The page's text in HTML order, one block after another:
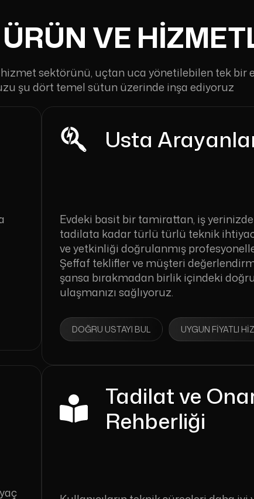
ÜRÜN VE
sektörünü, uçtan uca yönetilebilen tek bir
şu dört temel sütun üzerinde inşa ediyoruz
Usta
Evdeki basit bir tamirattan, iş
tadilata kadar türlü türlü teknik
ve yetkinliği doğrulanmış
Şeffaf teklifler ve müşteri
şansa bırakmadan birlik içindeki
ulaşmanızı sağlıyoruz.
DOĞRU USTAYI BUL UYGUN FIYATLI
Tadilat ve
Rehberliği